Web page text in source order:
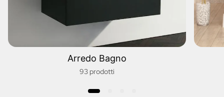
Arredo Bagno
93 prodotti